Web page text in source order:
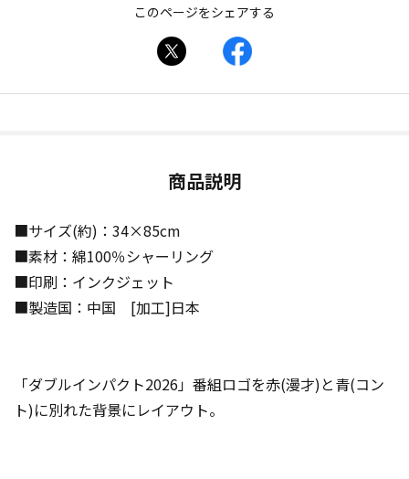
このページをシェアする
商品説明
■サイズ(約)：34×85cm
■素材：綿100％シャーリング
■印刷：インクジェット
■製造国：中国 [加工]日本
「ダブルインパクト2026」番組ロゴを赤(漫才)と青(コン
ト)に別れた背景にレイアウト。